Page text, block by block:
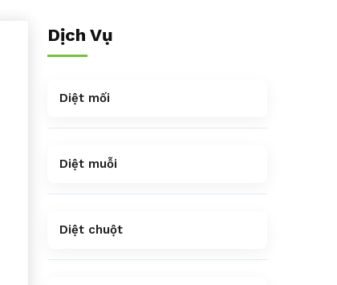
Dịch Vụ
Diệt mối
Diệt muỗi
Diệt chuột